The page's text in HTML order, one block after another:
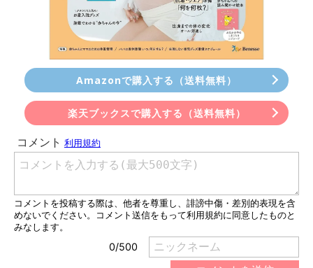
Amazonで購入する（送料無料）
楽天ブックスで購入する（送料無料）